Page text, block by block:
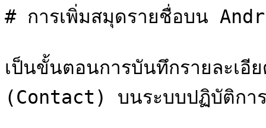
# การเพิ่มสมุดรายชื่อบน
เป็นขั้นตอนการบันทึกรายละเอี
(Contact) บนระบบปฏิบัติก